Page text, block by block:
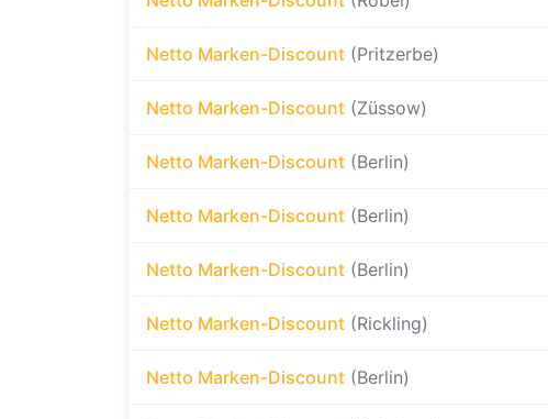
Netto Marken-Discount (Pritzerbe)
Netto Marken-Discount (Züssow)
Netto Marken-Discount (Berlin)
Netto Marken-Discount (Berlin)
Netto Marken-Discount (Berlin)
Netto Marken-Discount (Rickling)
Netto Marken-Discount (Berlin)